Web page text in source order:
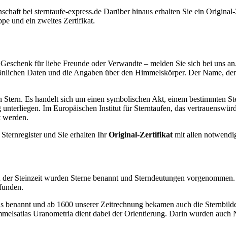
bei sterntaufe-express.de Darüber hinaus erhalten Sie ein
und ein zweites Zertifikat.
für liebe Freunde oder Verwandte – melden Sie sich bei uns
Daten und die Angaben über den Himmelskörper. Der Name,
Es handelt sich um einen symbolischen Akt, einem bestimmten
Im Europäischen Institut für Sterntaufen, das
werden.
und Sie erhalten IhrOriginal-Zertifikat mit allen
Steinzeit wurden Sterne benannt und Sterndeutungen
und ab 1600 unserer Zeitrechnung bekamen auch die
Uranometria dient dabei der Orientierung. Darin wurden auch